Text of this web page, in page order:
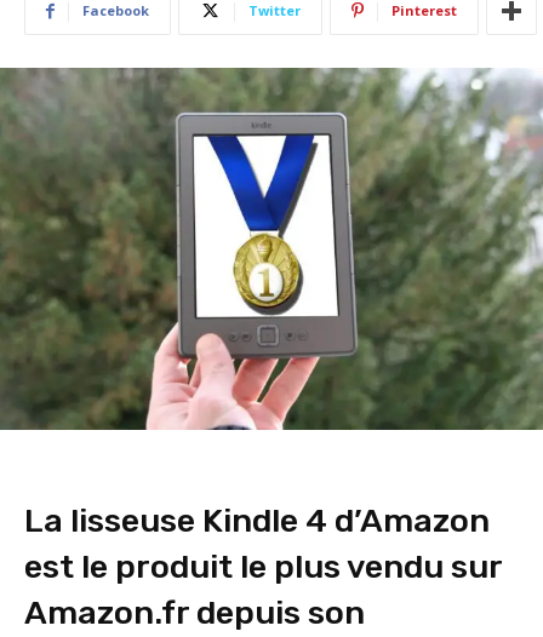
Facebook Twitter Pinterest
La lisseuse Kindle 4 d’Amazon
est le produit le plus vendu sur
Amazon.fr depuis son